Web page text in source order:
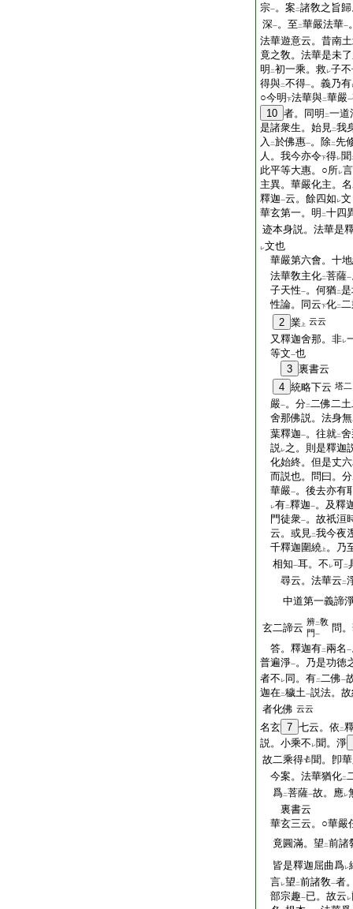
宗一。案二諸敎之旨
深一。至 二華嚴法華一
法華遊意云。昔南
竟之敎。法華是未
明 二初一乘。救レ子不
得與二不得一。義乃有
○今明 下法華與二華嚴一
10 者。同明 二一道
是諸衆生。始見二我
入 二於佛惠一。除二先
人。我今亦令下得レ聞
此平等大惠。○所レ
主異。華嚴化主。名
釋迦一云。餘四如 レ文
華玄第一。明 二十四
迹本身説。法華是
レ文也
華嚴第六會。十
法華敎主化二菩薩一
子天性一。何猶二
性論。同云下化二
2 業 上 云云
又釋迦舍那。非レ
等文一也
3 裏書云
4 統略下云 塔二
嚴一。分二二佛二
舍那佛説。法身無
葉釋迦一。往就二
説レ之。則是釋迦
化始終。但是丈
而説也。問曰。分
華嚴一。後去亦有
レ有二釋迦一。及釋
門徒衆一。故祇洹
云。或見二我今夜
千釋迦圍繞 上 。乃
相知一耳。不 レ可二
尋云。法華云 二
中道第一義諦
玄二諦云 辨二敎
門一
問
答。釋迦有二兩名 一
普遍淨一。乃是功徳
者不 レ 同。有二二佛一
迦在二穢土一説法。
者化佛 云云
名玄 7 七云。依 二
説。小乘不 レ聞。淨
故二乘得
聞。卽
今案。法華猶化二
爲二菩薩一故。應レ
裏書云
華玄三云。○華嚴
竟圓滿。望 二前諸
皆是釋迦屈曲爲レ
言レ望 二前諸敎一者
部宗趣一已。故云 レ